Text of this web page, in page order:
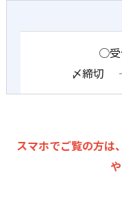
○
〆締切
スマホでご覧の方は